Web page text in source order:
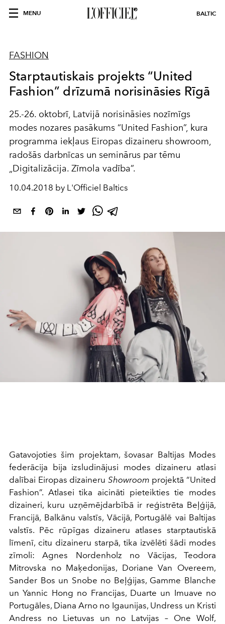
MENU BALTIC
FASHION
Starptautiskais projekts “United
Fashion” drīzumā norisināsies Rīgā
25.-26. oktobrī, Latvijā norisināsies nozīmīgs
modes nozares pasākums “United Fashion”, kura
programma iekļaus Eiropas dizaineru showroom,
radošās darbnīcas un seminārus par tēmu
„Digitalizācija. Zīmola vadība”.
10.04.2018 by L'Officiel Baltics
Gatavojoties šim projektam, šovasar Baltijas Modes
federācija bija izsludinājusi modes dizaineru atlasi
dalībai Eiropas dizaineru Showroom projektā “United
Fashion”. Atlasei tika aicināti pieteikties tie modes
dizaineri, kuru uzņēmējdarbībā ir reģistrēta Beļģijā,
Francijā, Balkānu valstīs, Vācijā, Portugālē vai Baltijas
valstīs. Pēc rūpīgas dizaineru atlases starptautiskā
līmenī, citu dizaineru starpā, tika izvēlēti šādi modes
zīmoli: Agnes Nordenholz no Vācijas, Teodora
Mitrovska no Maķedonijas, Doriane Van Overeem,
Sander Bos un Snobe no Beļģijas, Gamme Blanche
un Yannic Hong no Francijas, Duarte un Imuave no
Portugāles, Diana Arno no Igaunijas, Undress un Kristi
Andress no Lietuvas un no Latvijas – One Wolf,